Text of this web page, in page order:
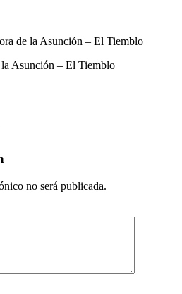
de la Asunción – El Tiemblo
la Asunción – El Tiemblo
no será publicada.